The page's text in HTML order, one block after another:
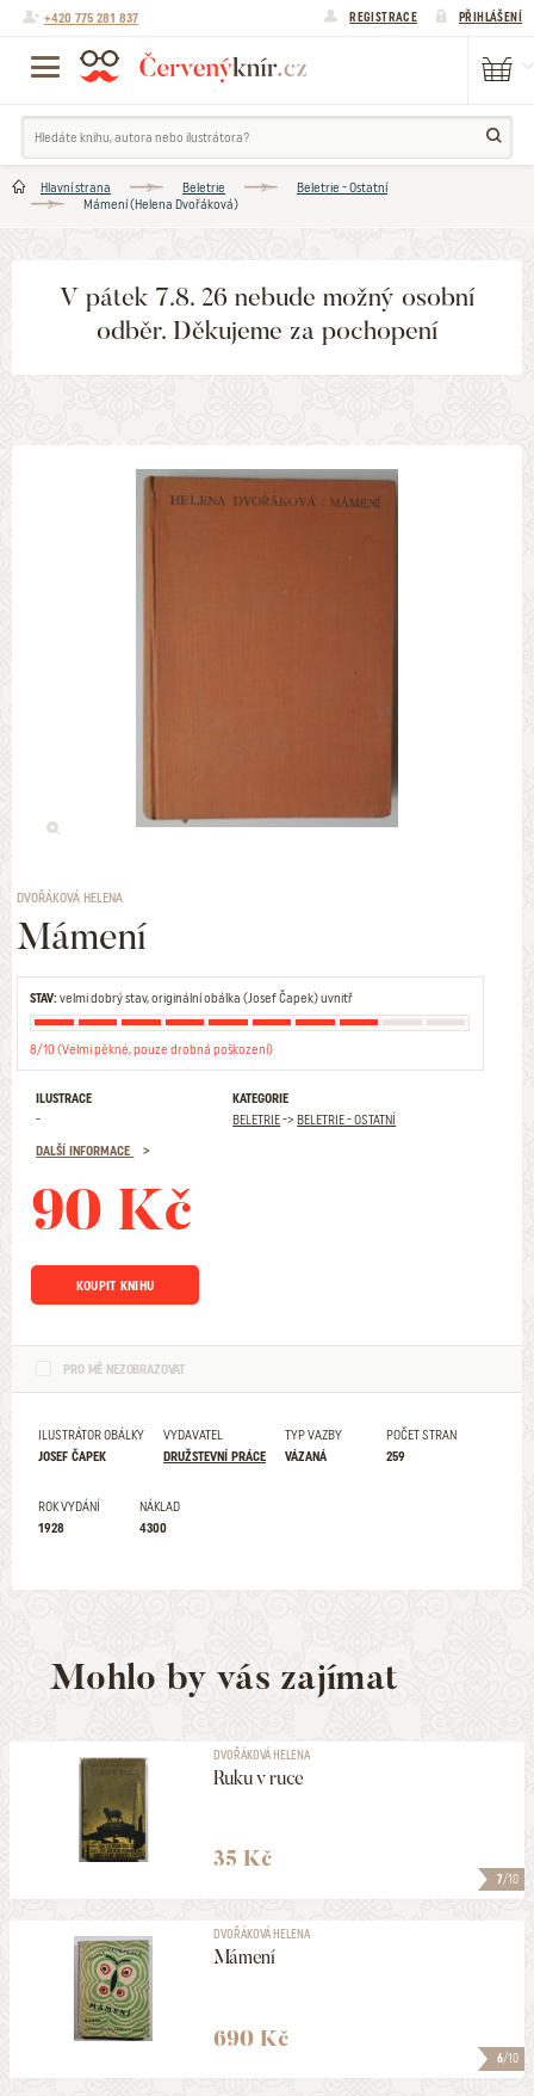
+420 775 281 837 REGISTRACE PŘIHLÁŠENÍ
Hlavní strana Beletrie
Beletrie - Ostatní
Mámení (Helena Dvořáková)
V pátek 7.8. 26 nebude možný osobní
odběr. Děkujeme za pochopení
DVOŘÁKOVÁ HELENA
Mámení
STAV:velmi dobrý stav, originální obálka (Josef Čapek) uvnitř
8/10 (Velmi pěkné, pouze drobná poškození)
ILUSTRACE
-
KATEGORIE
BELETRIE->BELETRIE - OSTATNÍ
DALŠÍ INFORMACE
90 Kč
KOUPIT KNIHU
PRO MĚ NEZOBRAZOVAT
ILUSTRÁTOR OBÁLKY
JOSEF ČAPEK
VYDAVATEL
DRUŽSTEVNÍ PRÁCE
TYP VAZBY
VÁZANÁ
POČET STRAN
259
ROK VYDÁNÍ
1928
NÁKLAD
4300
Mohlo by vás zajímat
7/10
DVOŘÁKOVÁ HELENA
Ruku v ruce
35 Kč
6/10
DVOŘÁKOVÁ HELENA
Mámení
690 Kč